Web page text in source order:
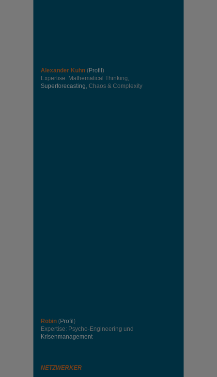
Alexander Kuhn (Profil )
Expertise: Mathematical Thinking,
Superforecasting, Chaos & Complexity
Robin (Profil )
Expertise: Psycho-Engineering und
Krisenmanagement
NETZWERKER